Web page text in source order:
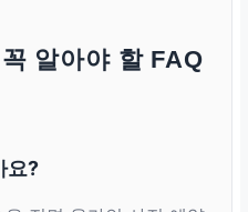
알아야 할 FAQ
요?